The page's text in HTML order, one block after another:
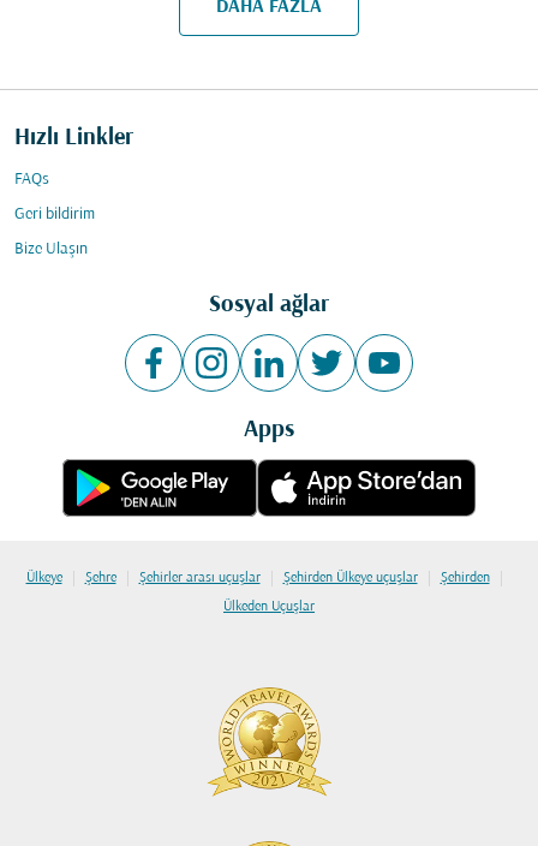
DAHA FAZLA
Hızlı Linkler
FAQs
Geri bildirim
Bize Ulaşın
Sosyal ağlar
Apps
Ülkeye | Şehre | Şehirler arası uçuşlar | Şehirden Ülkeye uçuşlar | Şehirden |
Ülkeden Uçuşlar